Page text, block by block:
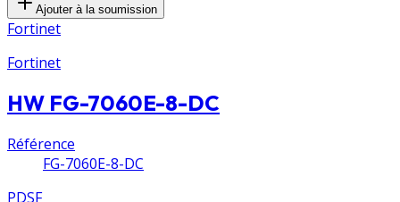
Ajouter à la soumission
Fortinet
Fortinet
HW FG-7060E-8-DC
Référence
FG-7060E-8-DC
PDSF